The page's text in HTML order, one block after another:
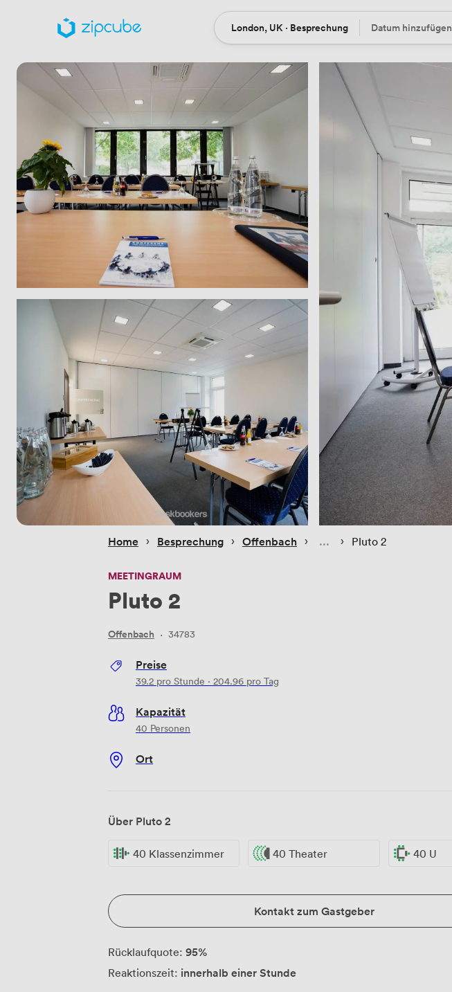
OrtLondon, UK · Besprechung Datum
Datum hinzufügen
Home › Besprechung › Offenbach › › Pluto 2
MEETINGRAUM
Pluto 2
Offenbach · 34783
Preise
39.2 pro Stunde · 204.96 pro Tag
Kapazität
40 Personen
Ort
Über Pluto 2
40 Klassenzimmer 40 Theater 40 U
Kontakt zum Gastgeber
Rücklaufquote: 95%
Reaktionszeit: innerhalb einer Stunde